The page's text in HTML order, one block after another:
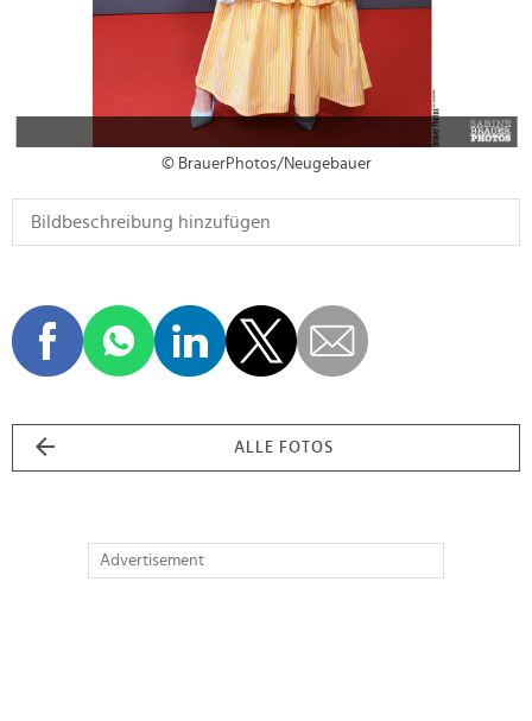
© BrauerPhotos/Neugebauer
ALLE FOTOS
Advertisement